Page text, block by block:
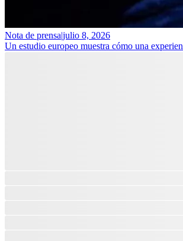
Nota de prensa|julio 8, 2026
Un estudio europeo muestra cómo una